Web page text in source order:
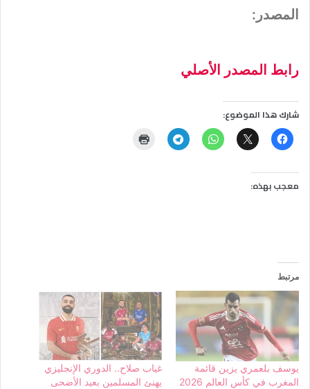
المصدر:
رابط المصدر الأصلي
شارك هذا الموضوع:
معجب بهذه:
مرتبط
يوسف بلعمري يزين قائمة
المغرب في كأس العالم 2026
غياب صلاح.. الدوري الإنجليزي
يهنئ المسلمين بعيد الأضحى